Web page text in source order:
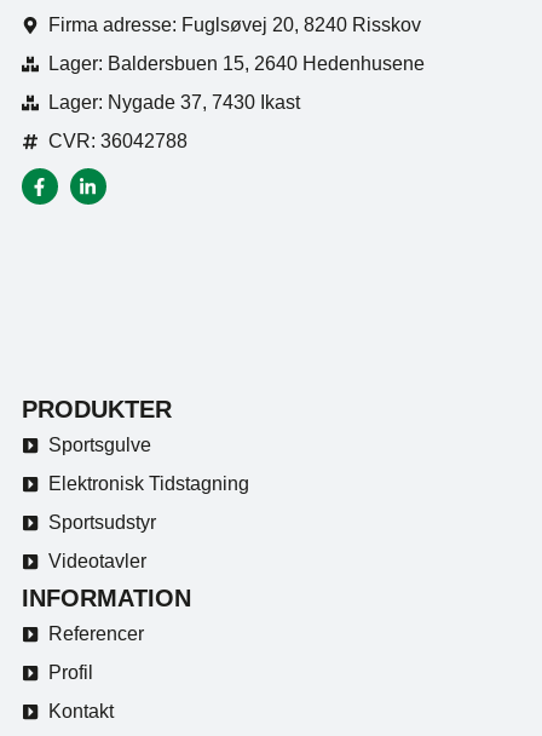
Firma adresse: Fuglsøvej 20, 8240 Risskov
Lager: Baldersbuen 15, 2640 Hedenhusene
Lager: Nygade 37, 7430 Ikast
CVR: 36042788
PRODUKTER
Sportsgulve
Elektronisk Tidstagning
Sportsudstyr
Videotavler
INFORMATION
Referencer
Profil
Kontakt